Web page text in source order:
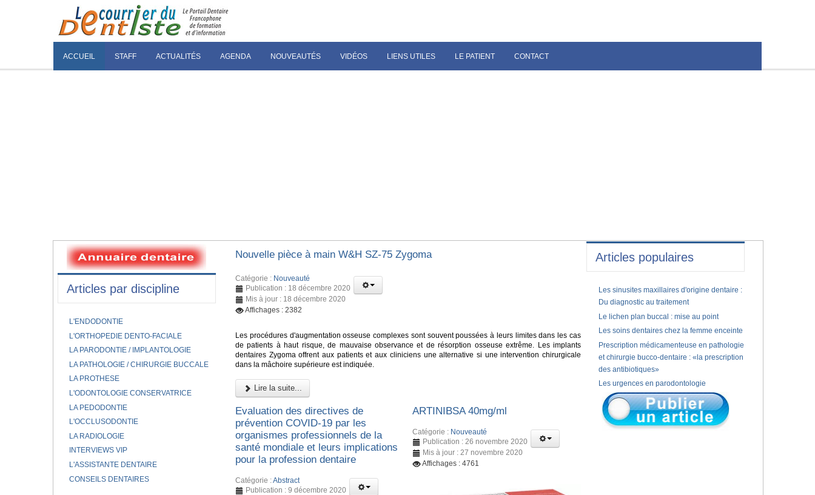
ACCUEIL STAFF ACTUALITÉS AGENDA NOUVEAUTÉS VIDÉOS LIENS UTILES LE PATIENT CONTACT
Nouvelle pièce à main W&H SZ-75 Zygoma
Catégorie : Nouveauté
Publication : 18 décembre 2020
Mis à jour : 18 décembre 2020
Affichages : 2382
Les procédures d'augmentation osseuse complexes sont souvent poussées à leurs limites dans les cas
de patients à haut risque, de mauvaise observance et de résorption osseuse extrême. Les implants
dentaires Zygoma offrent aux patients et aux cliniciens une alternative si une intervention chirurgicale
dans la mâchoire supérieure est indiquée.
Lire la suite...
Evaluation des directives de
prévention COVID-19 par les
organismes professionnels de la
santé mondiale et leurs implications
pour la profession dentaire
Catégorie :Abstract
Publication : 9 décembre 2020
ARTINIBSA 40mg/ml
Catégorie : Nouveauté
Publication : 26 novembre 2020
Mis à jour : 27 novembre 2020
Affichages : 4761
Articles par discipline
L'ENDODONTIE
L'ORTHOPEDIE DENTO-FACIALE
LA PARODONTIE / IMPLANTOLOGIE
LA PATHOLOGIE / CHIRURGIE BUCCALE
LA PROTHESE
L'ODONTOLOGIE CONSERVATRICE
LA PEDODONTIE
L'OCCLUSODONTIE
LA RADIOLOGIE
INTERVIEWS VIP
L'ASSISTANTE DENTAIRE
CONSEILS DENTAIRES
Articles populaires
Les sinusites maxillaires d'origine dentaire :
Du diagnostic au traitement
Le lichen plan buccal : mise au point
Les soins dentaires chez la femme enceinte
Prescription médicamenteuse en pathologie
et chirurgie bucco-dentaire : «la prescription
des antibiotiques»
Les urgences en parodontologie